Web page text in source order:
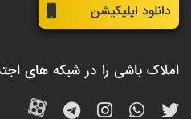
دانلود اپلیکیشن
املاک باشی را در شبکه های